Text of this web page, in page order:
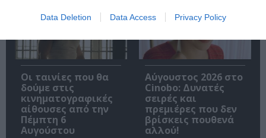
Data Deletion Data Access Privacy Policy
Οι ταινίες που θα
δούμε στις
κινηματογραφικές
αίθουσες από την
Πέμπτη 6
Αυγούστου
Αύγουστος 2026 στο
Cinobo: Δυνατές
σειρές και
πρεμιέρες που δεν
βρίσκεις πουθενά
αλλού!